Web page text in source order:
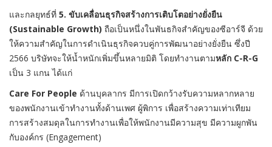
และกลยุทธ์ที่ 5. ขับเคลื่อนธุรกิจสร้างการเติบโตอย่างยั่งยืน
(Sustainable Growth) ถือเป็นหนึ่งในพันธกิจสำคัญของซีอาร์จี ด้วย
ให้ความสำคัญในการดำเนินธุรกิจควบคู่การพัฒนาอย่างยั่งยืน ซึ่งปี
2566 บริษัทจะให้น้ำหนักเพิ่มขึ้นหลายมิติ โดยทำงานตามหลัก C-R-G
เป็น 3 แกน ได้แก่
Care For People ด้านบุคลากร มีการเปิดกว้างรับความหลากหลาย
ของพนักงานเข้าทำงานทั้งด้านเพศ ผู้พิการ เพื่อสร้างความเท่าเทียม
การสร้างสมดุลในการทำงานเพื่อให้พนักงานมีความสุข มีความผูกพัน
กับองค์กร (Engagement)